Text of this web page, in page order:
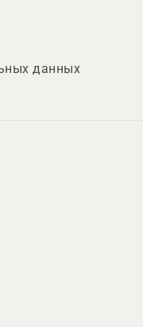
данных